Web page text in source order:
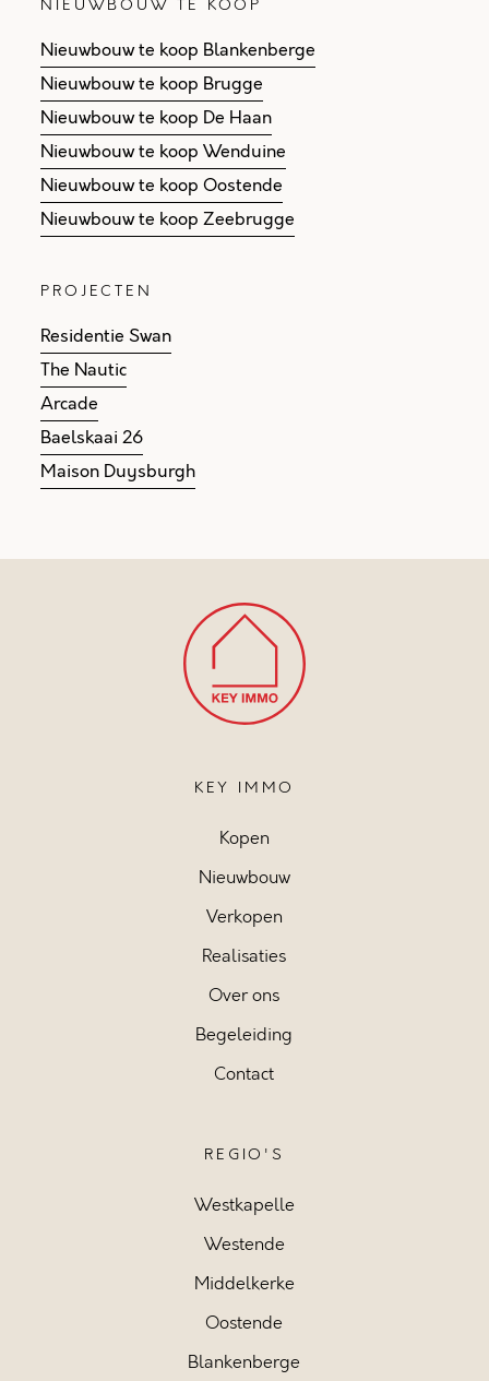
NIEUWBOUW TE KOOP
Nieuwbouw te koop Blankenberge
Nieuwbouw te koop Brugge
Nieuwbouw te koop De Haan
Nieuwbouw te koop Wenduine
Nieuwbouw te koop Oostende
Nieuwbouw te koop Zeebrugge
PROJECTEN
Residentie Swan
The Nautic
Arcade
Baelskaai 26
Maison Duysburgh
KEY IMMO
Kopen
Nieuwbouw
Verkopen
Realisaties
Over ons
Begeleiding
Contact
REGIO'S
Westkapelle
Westende
Middelkerke
Oostende
Blankenberge